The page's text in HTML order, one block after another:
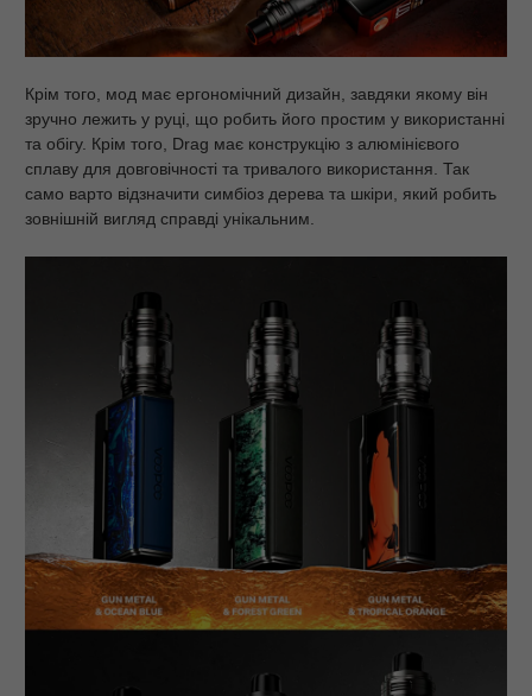
Крім того, мод має ергономічний дизайн, завдяки якому він
зручно лежить у руці, що робить його простим у використанні
та обігу. Крім того, Drag має конструкцію з алюмінієвого
сплаву для довговічності та тривалого використання. Так
само варто відзначити симбіоз дерева та шкіри, який робить
зовнішній вигляд справді унікальним.